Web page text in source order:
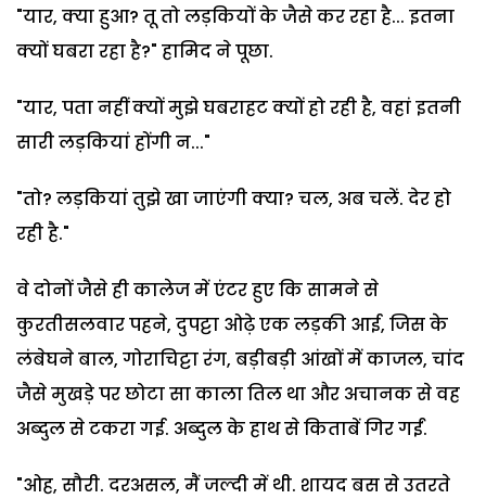
"यार, क्या हुआ? तू तो लड़कियों के जैसे कर रहा है... इतना
क्यों घबरा रहा है?" हामिद ने पूछा.
"यार, पता नहीं क्यों मुझे घबराहट क्यों हो रही है, वहां इतनी
सारी लड़कियां होंगी न..."
"तो? लड़कियां तुझे खा जाएंगी क्या? चल, अब चलें. देर हो
रही है."
वे दोनों जैसे ही कालेज में एंटर हुए कि सामने से
कुरतीसलवार पहने, दुपट्टा ओढ़े एक लड़की आई, जिस के
लंबेघने बाल, गोराचिट्टा रंग, बड़ीबड़ी आंखों में काजल, चांद
जैसे मुखड़े पर छोटा सा काला तिल था और अचानक से वह
अब्दुल से टकरा गई. अब्दुल के हाथ से किताबें गिर गईं.
"ओह, सौरी. दरअसल, मैं जल्दी में थी. शायद बस से उतरते